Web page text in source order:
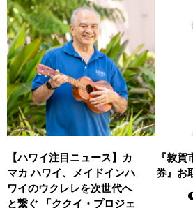
【ハワイ注目ニュース】カ
マカ ハワイ、メイドインハ
ワイのウクレレを次世代へ
と繋ぐ 「ククイ・プロジェ
『敦
券』お